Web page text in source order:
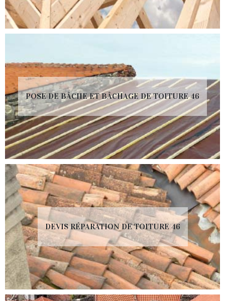
POSE DE BÂCHE ET BÂCHAGE DE TOITURE 46
DEVIS RÉPARATION DE TOITURE 46